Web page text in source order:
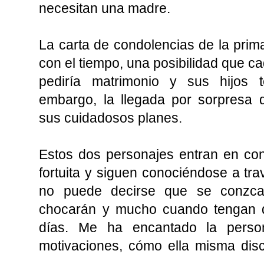
necesitan una madre.
La carta de condolencias de la
con el tiempo, una posibilidad que
pediría matrimonio y sus hijos
embargo, la llegada por sorpresa
sus cuidadosos planes.
Estos dos personajes entran en
fortuita y siguen conociéndose a
no puede decirse que se
chocarán y mucho cuando tengan
días. Me ha encantado la
motivaciones, cómo ella misma